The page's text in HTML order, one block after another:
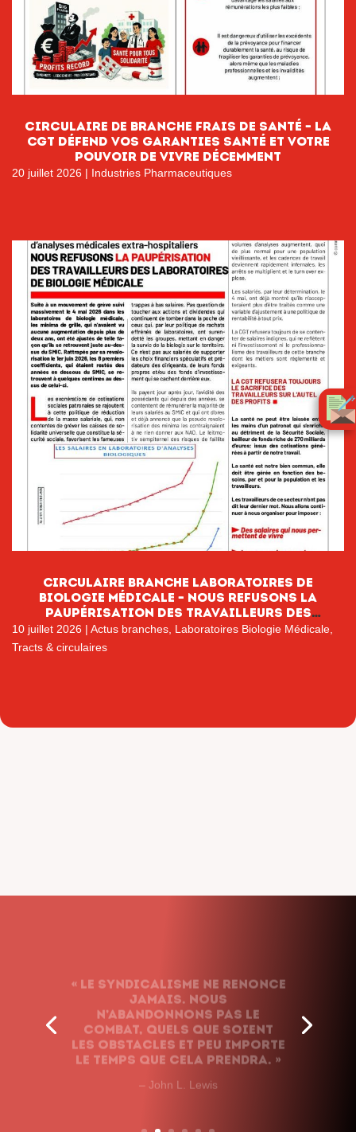
circulaire de branche FRAIS DE SANTÉ – LA
CGT DÉFEND VOS GARANTIES SANTÉ ET VOTRE
POUVOIR DE VIVRE DÉCEMMENT
20 juillet 2026 | Industries Pharmaceutiques
CIRCULAIRE BRANCHE LABORATOIRES DE
BIOLOGIE MÉDICALE – NOUS REFUSONS LA
PAUPÉRISATION DES TRAVAILLEURS DES
LABORATOIRES DE BIOLOGIE MÉDICALE
10 juillet 2026 | Actus branches Laboratoires Biologie Médicale
Tracts & circulaires
jamais. Nous
n’abandonnons pas le
combat, quels que soient
les obstacles et peu importe
le temps que cela prendra. »